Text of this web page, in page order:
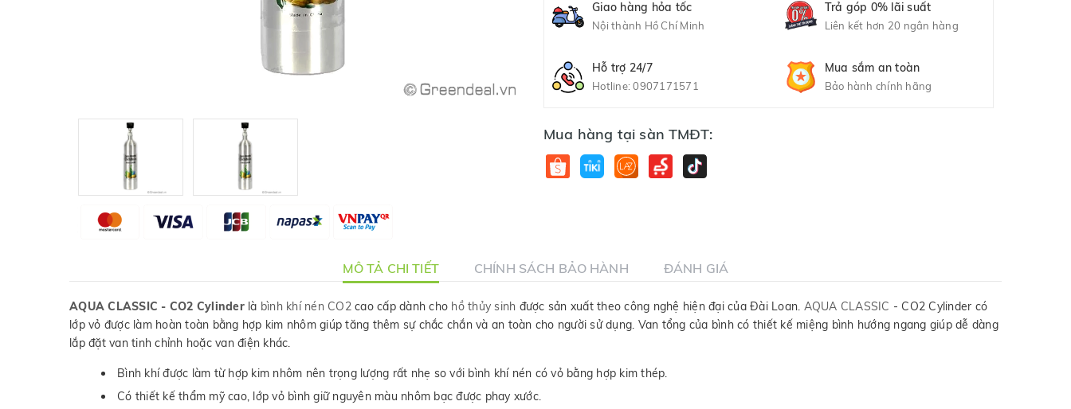
Giao hàng hỏa tốc
Nội thành Hồ Chí Minh
Trả góp 0% lãi suất
Liên kết hơn 20 ngân hàng
Hỗ trợ 24/7
Hotline:0907171571
Mua sắm an toàn
Bảo hành chính hãng
Mua hàng tại sàn TMĐT:
MÔ TẢ CHI TIẾT CHÍNH SÁCH BẢO HÀNH ĐÁNH GIÁ
AQUA CLASSIC - CO2 Cylinderlà bình khí nén CO2cao cấp dành cho hồ thủy sinh được sản xuất theo công nghệ hiện đại của Đài Loan. AQUA CLASSIC - CO2 Cylinder có
lớp vỏ được làm hoàn toàn bằng hợp kim nhôm giúp tăng thêm sự chắc chắn và an toàn cho người sử dụng. Van tổng của bình có thiết kế miệng bình hướng ngang giúp dễ dàng
lắp đặt van tinh chỉnh hoặc van điện khác.
Bình khí được làm từ hợp kim nhôm nên trọng lượng rất nhẹ so với bình khí nén có vỏ bằng hợp kim thép.
Có thiết kế thẩm mỹ cao, lớp vỏ bình giữ nguyên màu nhôm bạc được phay xước.